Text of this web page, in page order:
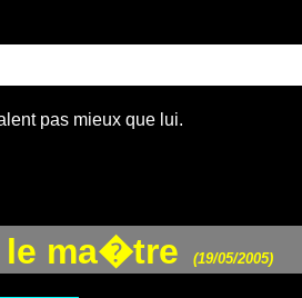
pas mieux que lui.
le ma�tre (19/05/2005)